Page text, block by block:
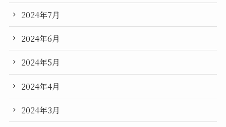
2024年7月
2024年6月
2024年5月
2024年4月
2024年3月